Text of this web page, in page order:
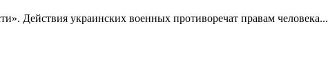
Действия украинских военных противоречат правам человека...